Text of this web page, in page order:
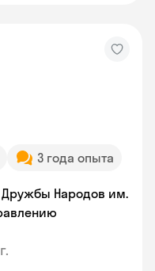
3 года опыта
Дружбы Народов им.